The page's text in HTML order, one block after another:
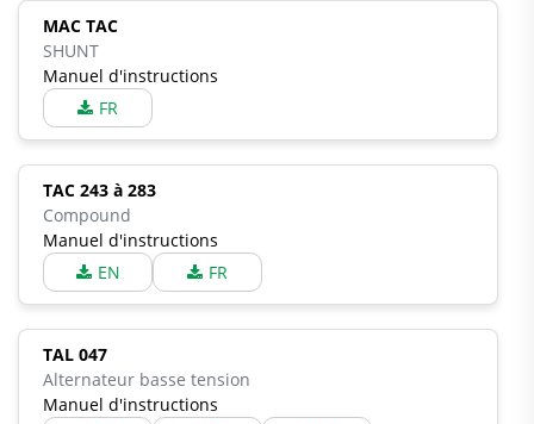
MAC TAC
SHUNT
Manuel d'instructions
FR
TAC 243 à 283
Compound
Manuel d'instructions
EN
FR
TAL 047
Alternateur basse tension
Manuel d'instructions